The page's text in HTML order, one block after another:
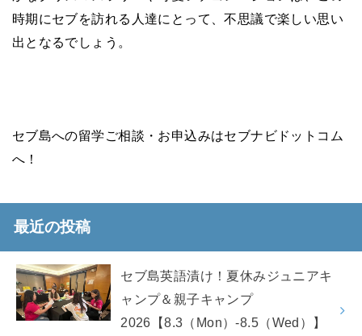
時期にセブを訪れる人達にとって、不思議で楽しい思い
出となるでしょう。
セブ島への留学ご相談・お申込みはセブナビドットコム
へ！
最近の投稿
セブ島英語漬け！夏休みジュニアキ
ャンプ＆親子キャンプ
2026【8.3（Mon）-8.5（Wed）】